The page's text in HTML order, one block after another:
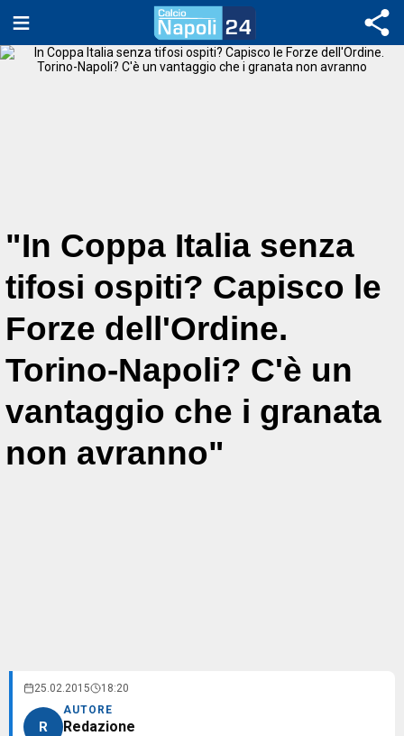
"In Coppa Italia senza
tifosi ospiti? Capisco le
Forze dell'Ordine.
Torino-Napoli? C'è un
vantaggio che i granata
non avranno"
25.02.2015 18:20
R
AUTORE
Redazione